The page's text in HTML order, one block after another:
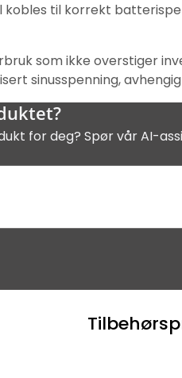
kobles til korrekt
som ikke overstiger
sinusspenning,
for deg? Spør vår AI-